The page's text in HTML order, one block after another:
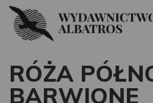
RÓŻA
BARWIONE